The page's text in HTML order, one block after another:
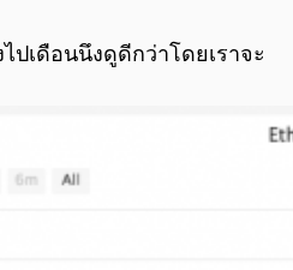
ปเดือนนึงดูดีกว่าโดยเราจะ